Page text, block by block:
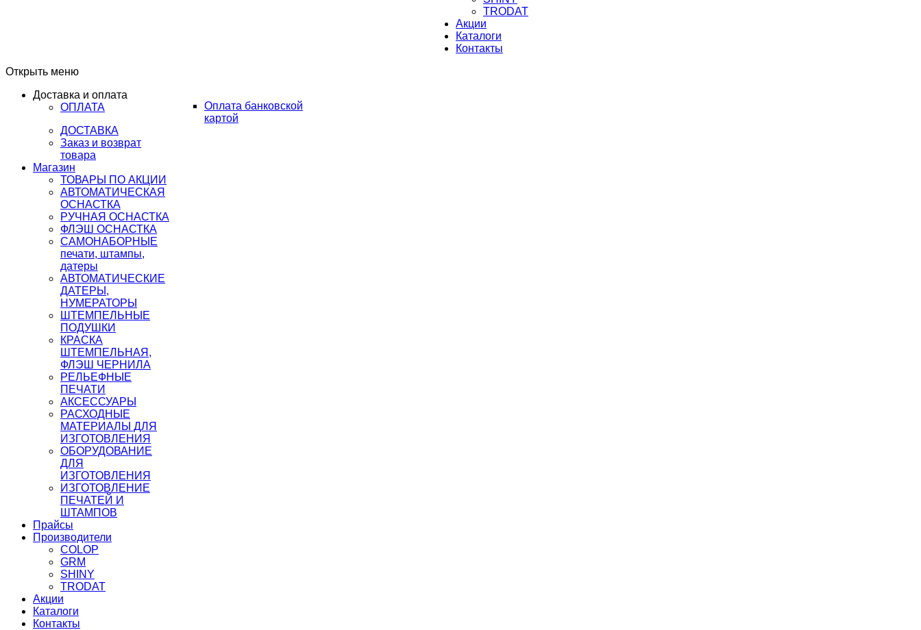
TRODAT
Акции
Каталоги
Контакты
Открыть меню
Доставка и оплата
ОПЛАТА
Оплата банковской
картой
ДОСТАВКА
Заказ и возврат
товара
Магазин
ТОВАРЫ ПО АКЦИИ
АВТОМАТИЧЕСКАЯ
ОСНАСТКА
РУЧНАЯ ОСНАСТКА
ФЛЭШ ОСНАСТКА
САМОНАБОРНЫЕ
печати, штампы,
датеры
АВТОМАТИЧЕСКИЕ
ДАТЕРЫ,
НУМЕРАТОРЫ
ШТЕМПЕЛЬНЫЕ
ПОДУШКИ
КРАСКА
ШТЕМПЕЛЬНАЯ,
ФЛЭШ ЧЕРНИЛА
РЕЛЬЕФНЫЕ
ПЕЧАТИ
АКСЕССУАРЫ
РАСХОДНЫЕ
МАТЕРИАЛЫ ДЛЯ
ИЗГОТОВЛЕНИЯ
ОБОРУДОВАНИЕ
ДЛЯ
ИЗГОТОВЛЕНИЯ
ИЗГОТОВЛЕНИЕ
ПЕЧАТЕЙ И
ШТАМПОВ
Прайсы
Производители
COLOP
GRM
SHINY
TRODAT
Акции
Каталоги
Контакты